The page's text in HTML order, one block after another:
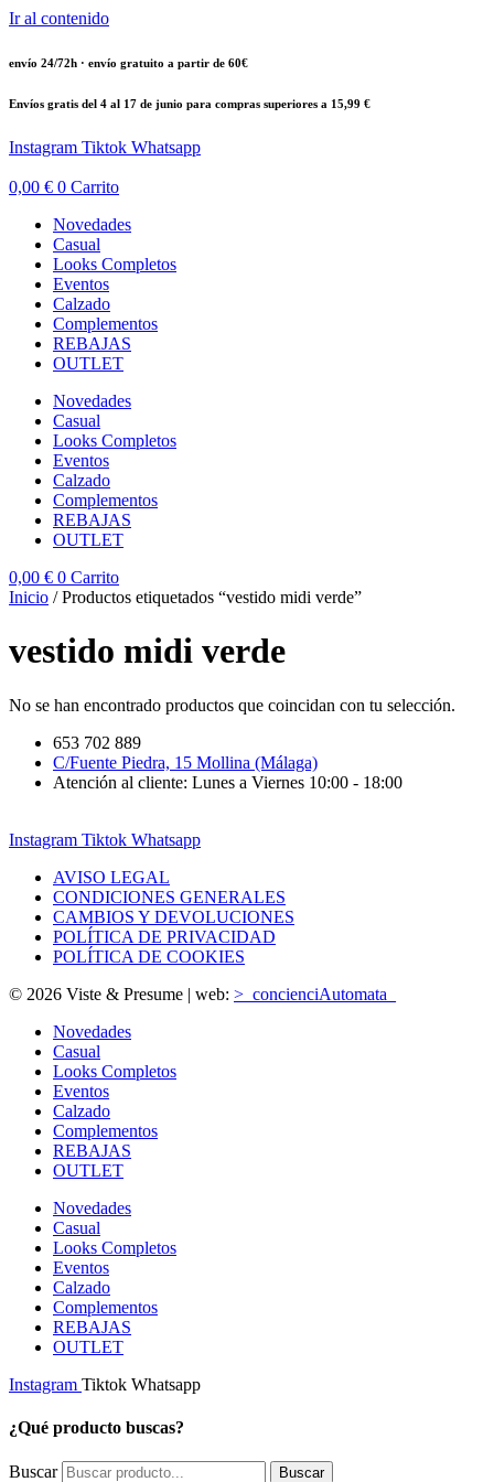
Ir al contenido
envío 24/72h · envío gratuito a partir de 60€
Envíos gratis del 4 al 17 de junio para compras superiores a 15,99 €
Instagram Tiktok Whatsapp
0,00 € 0 Carrito
Novedades
Casual
Looks Completos
Eventos
Calzado
Complementos
REBAJAS
OUTLET
Novedades
Casual
Looks Completos
Eventos
Calzado
Complementos
REBAJAS
OUTLET
0,00 € 0 Carrito
Inicio / Productos etiquetados “vestido midi verde”
vestido midi verde
No se han encontrado productos que coincidan con tu selección.
653 702 889
C/Fuente Piedra, 15 Mollina (Málaga)
Atención al cliente: Lunes a Viernes 10:00 - 18:00
Instagram Tiktok Whatsapp
AVISO LEGAL
CONDICIONES GENERALES
CAMBIOS Y DEVOLUCIONES
POLÍTICA DE PRIVACIDAD
POLÍTICA DE COOKIES
© 2026 Viste & Presume | web: >_concienciAutomata_
Novedades
Casual
Looks Completos
Eventos
Calzado
Complementos
REBAJAS
OUTLET
Novedades
Casual
Looks Completos
Eventos
Calzado
Complementos
REBAJAS
OUTLET
Instagram Tiktok Whatsapp
¿Qué producto buscas?
Buscar Buscar